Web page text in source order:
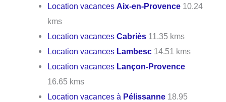
Location vacancesAix-en-Provence 10.24
kms
Location vacancesCabriès 11.35 kms
Location vacances Lambesc 14.51 kms
Location vacances Lançon-Provence
16.65 kms
Location vacances à Pélissanne 18.95